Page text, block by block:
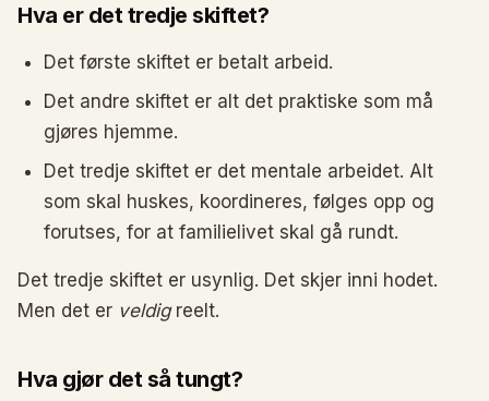
Hva er det tredje skiftet?
Det første skiftet er betalt arbeid.
Det andre skiftet er alt det praktiske som må
gjøres hjemme.
Det tredje skiftet er det mentale arbeidet. Alt
som skal huskes, koordineres, følges opp og
forutses, for at familielivet skal gå rundt.
Det tredje skiftet er usynlig. Det skjer inni hodet.
Men det er veldigreelt.
Hva gjør det så tungt?